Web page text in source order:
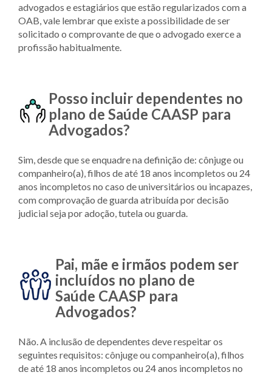
advogados e estagiários que estão regularizados com a
OAB, vale lembrar que existe a possibilidade de ser
solicitado o comprovante de que o advogado exerce a
profissão habitualmente.
Posso incluir dependentes no
plano de Saúde CAASP para
Advogados?
Sim, desde que se enquadre na definição de: cônjuge ou
companheiro(a), filhos de até 18 anos incompletos ou 24
anos incompletos no caso de universitários ou incapazes,
com comprovação de guarda atribuída por decisão
judicial seja por adoção, tutela ou guarda.
Pai, mãe e irmãos podem ser
incluídos no plano de
Saúde CAASP para
Advogados?
Não. A inclusão de dependentes deve respeitar os
seguintes requisitos: cônjuge ou companheiro(a), filhos
de até 18 anos incompletos ou 24 anos incompletos no